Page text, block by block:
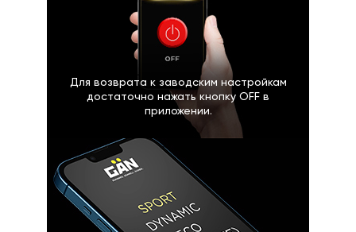
Для возврата к заводским настройкам
достаточно нажать кнопку OFF в
приложении.